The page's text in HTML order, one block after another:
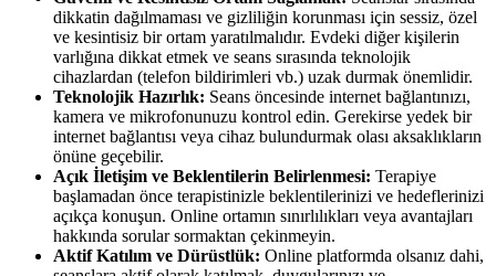
dikkatin dağılmaması ve gizliliğin korunması için sessiz, özel
ve kesintisiz bir ortam yaratılmalıdır. Evdeki diğer kişilerin
varlığına dikkat etmek ve seans sırasında teknolojik
cihazlardan (telefon bildirimleri vb.) uzak durmak önemlidir.
Teknolojik Hazırlık: Seans öncesinde internet bağlantınızı,
kamera ve mikrofonunuzu kontrol edin. Gerekirse yedek bir
internet bağlantısı veya cihaz bulundurmak olası aksaklıkların
önüne geçebilir.
Açık İletişim ve Beklentilerin Belirlenmesi: Terapiye
başlamadan önce terapistinizle beklentilerinizi ve hedeflerinizi
açıkça konuşun. Online ortamın sınırlılıkları veya avantajları
hakkında sorular sormaktan çekinmeyin.
Aktif Katılım ve Dürüstlük: Online platformda olsanız dahi,